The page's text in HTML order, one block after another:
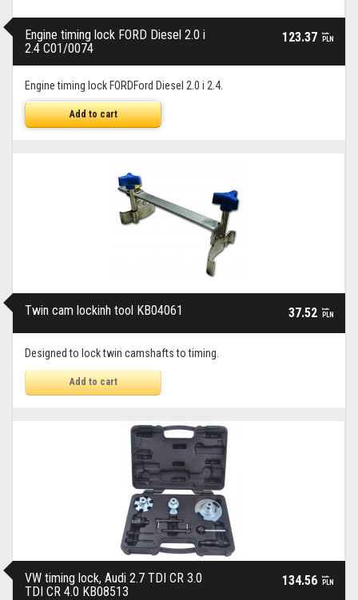
Engine timing lock FORD Diesel 2.0 i
2.4 C01/0074
123.37 brutto
PLN
Engine timing lock FORDFord Diesel 2.0 i 2.4.
Add to cart
Twin cam lockinh tool KB04061 37.52 brutto
PLN
Designed to lock twin camshafts to timing.
Add to cart
VW timing lock, Audi 2.7 TDI CR 3.0
TDI CR 4.0 KB08513
134.56 brutto
PLN